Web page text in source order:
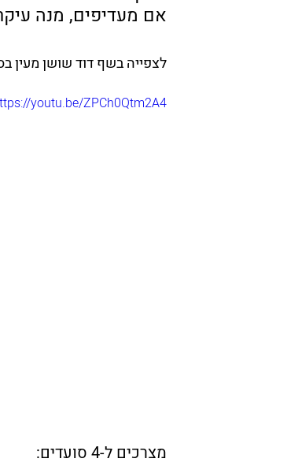
אם מעדיפים, מנה
לצפייה בשף דוד שושן מעין
youtu.be/ZPCh0Qtm2A4
מצרכים ל-4 סועדים: